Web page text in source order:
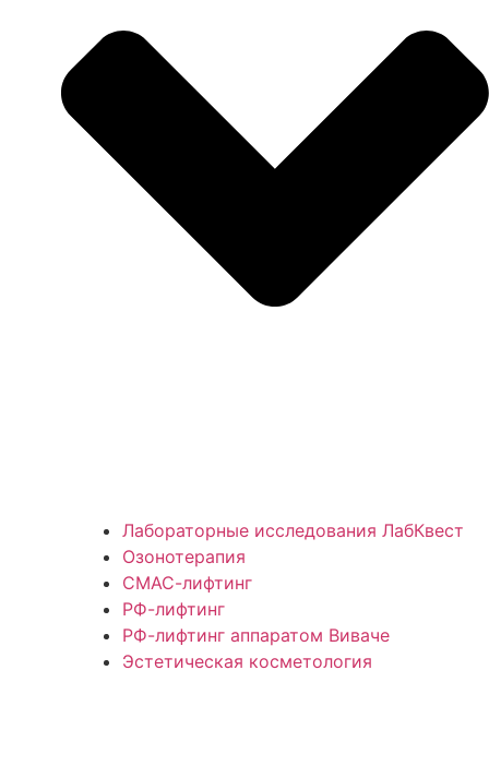
Лабораторные исследования ЛабКвест
Озонотерапия
СМАС-лифтинг
РФ-лифтинг
РФ-лифтинг аппаратом Виваче
Эстетическая косметология